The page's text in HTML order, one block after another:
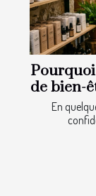
de bien-
En